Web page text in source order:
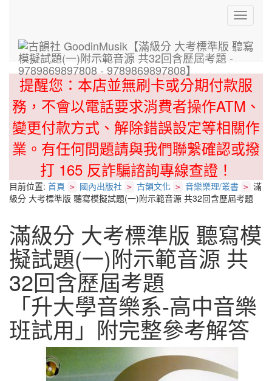
Toggle
提醒您：本店並無刷卡或分期付款服
務，不會以電話要求消費者操作ATM、
變更付款方式、解除錯誤設定等相關作
業。有任何問題請與我們聯繫確認或撥
打 165 反詐騙諮詢專線查證！
目前位置: 首頁 > 國內出版社 > 古韻文化 > 音樂樂理/叢書 > 滿
級分 大考標準版 聽寫模擬試題(一)附示範音源 共32回含歷屆考題
滿級分 大考標準版 聽寫模
擬試題(一)附示範音源 共
32回含歷屆考題
「升大學音樂系-高中音樂
班試用」附完整參考解答